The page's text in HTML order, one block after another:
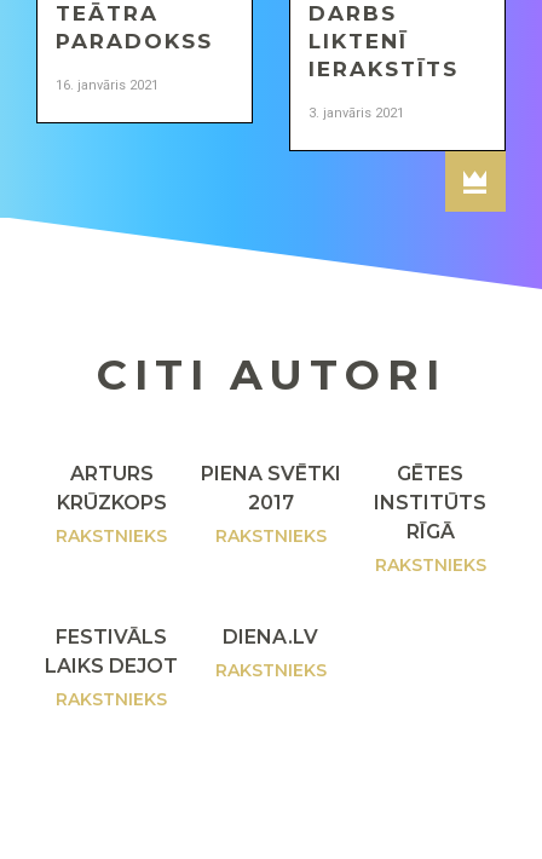
TEĀTRA
PARADOKSS
16. janvāris 2021
DARBS
LIKTENĪ
IERAKSTĪTS
3. janvāris 2021
CITI AUTORI
ARTURS
KRŪZKOPS
RAKSTNIEKS
PIENA SVĒTKI
2017
RAKSTNIEKS
GĒTES
INSTITŪTS
RĪGĀ
RAKSTNIEKS
FESTIVĀLS
LAIKS DEJOT
RAKSTNIEKS
DIENA.LV
RAKSTNIEKS